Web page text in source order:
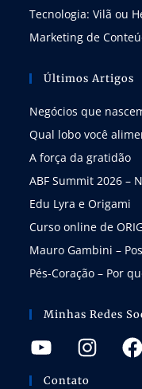
Tecnologia: Vilã ou
Marketing de
Últimos Artigos
Negócios que
Qual lobo você
A força da gratidão
ABF Summit 2026 –
Edu Lyra e Origami
Curso online de
Mauro Gambini –
Pés-Coração – Por
Minhas Redes
Contato